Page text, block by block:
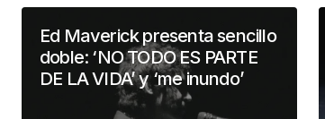
Ed Maverick presenta sencillo
doble: ‘NO TODO ES PARTE
DE LA VIDA’ y ‘me inundo’